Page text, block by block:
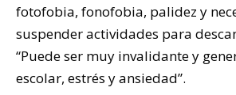
fotofobia, fonofobia, palidez y
suspender actividades para
“Puede ser muy invalidante y
escolar, estrés y ansiedad”.